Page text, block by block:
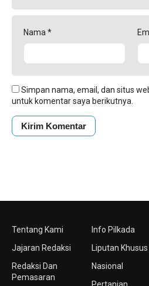
Nama *
Simpan nama, email, dan situs
untuk komentar saya berikutnya.
Tentang Kami
Jajaran Redaksi
Redaksi Dan
Pemasaran
Info Pilkada
Liputan Khusus
Nasional